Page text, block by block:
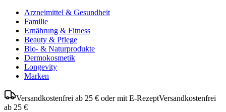
Arzneimittel & Gesundheit
Familie
Ernährung & Fitness
Beauty & Pflege
Bio- & Naturprodukte
Dermokosmetik
Longevity
Marken
Versandkostenfrei ab 25 € oder mit E-RezeptVersandkostenfrei
ab 25 €